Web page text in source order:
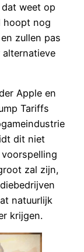
weet op
hoopt nog
zullen pas
Apple en
Tariffs
dit niet
zal zijn,
natuurlijk
krijgen.